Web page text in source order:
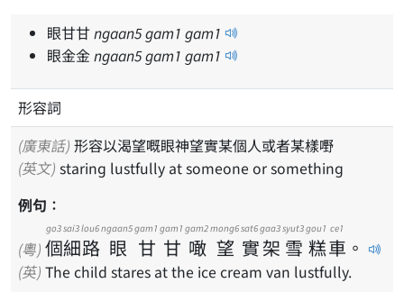
眼甘甘ngaan5gam1 gam1
眼金金ngaan5gam1 gam1
形容詞
(廣東話) 形容以渴望嘅眼神望實某個人或者某樣嘢
(英文) staring lustfully at someone or something
例句：
(粵) 個
go3
細
sai3
路
lou6
眼
ngaan5
甘
gam1
甘
gam1
噉
gam2
望
mong6
實
sat6
架
gaa3
雪
syut3
糕
gou1
車
ce1
。
(英) The child stares at the ice cream van lustfully.